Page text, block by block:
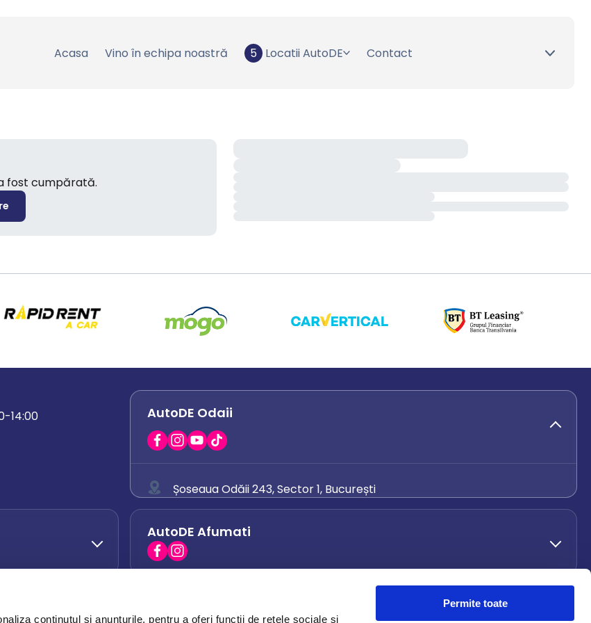
conținutul și anunțurile, pentru a oferi funcții de rețele sociale și
Permite toate
Acasa Vino în echipa noastră 5 Locatii AutoDE Contact
fost cumpărată.
14:00
AutoDE Odaii
Șoseaua Odăii 243, Sector 1, București
0742 444 194
office.odaii@autode.ro
AutoDE Afumati